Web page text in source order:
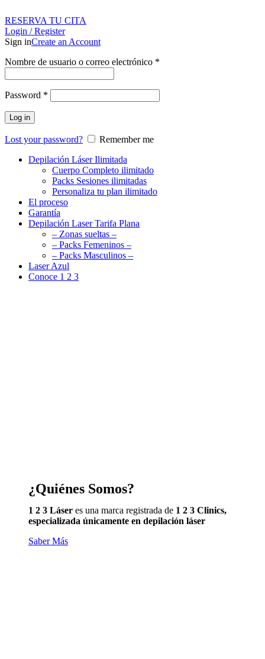
RESERVA TU CITA
Login / Register
Sign inCreate an Account
Nombre de usuario o correo electrónico *
Password *
Log in
Lost your password?
Remember me
Depilación Láser Ilimitada
Cuerpo Completo ilimitado
Packs Sesiones ilimitadas
Personaliza tu plan ilimitado
El proceso
Garantía
Depilación Laser Tarifa Plana
– Zonas sueltas –
– Packs Femeninos –
– Packs Masculinos –
Laser Azul
Conoce 1 2 3
¿Quiénes Somos?
1 2 3 Láser es una marca registrada de 1 2 3 Clinics,
especializada únicamente en depilación láser
Saber Más